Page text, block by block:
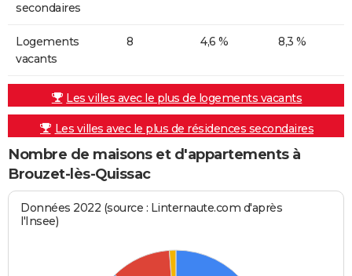
secondaires
Logements
vacants
8 4,6 % 8,3 %
Les villes avec le plus de logements vacants
Les villes avec le plus de résidences secondaires
Nombre de maisons et d'appartements à
Brouzet-lès-Quissac
Données 2022 (source : Linternaute.com d'après
l'Insee)